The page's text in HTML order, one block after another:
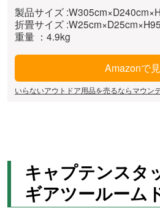
製品サイズ
折畳サイズ
重量 ：4.9kg
Amazonで
いらないアウトドア用品を売るならマウン
キャプテンスタ
ギアツールーム